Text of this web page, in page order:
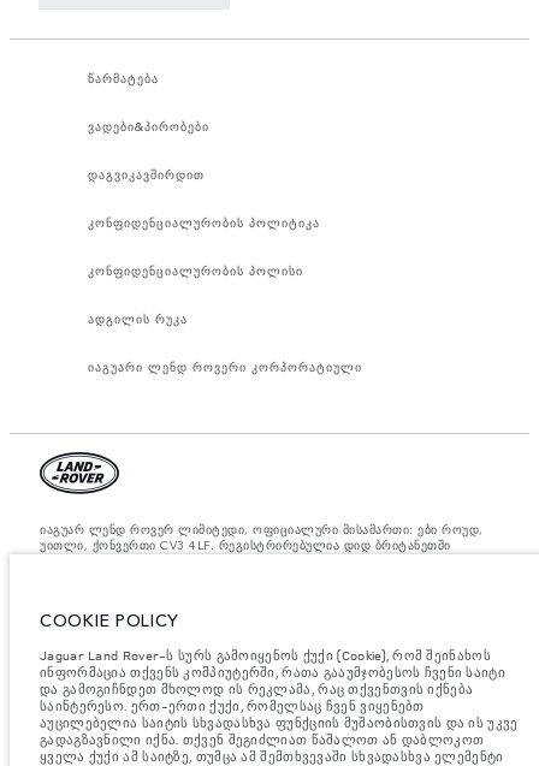
წარმატება
ვადები&პირობები
დაგვიკავშირდით
კონფიდენციალურობის პოლიტიკა
კონფიდენციალურობის პოლისი
ადგილის რუკა
იაგუარი ლენდ როვერი კორპორატიული
იაგუარ ლენდ როვერ ლიმიტედი, ოფიციალური მისამართი: ები როუდ,
უითლი, ქონვერთი CV3 4LF. რეგისტრირებულია დიდ ბრიტანეთში
ნომრით: 1672070. ევროკავშირის კანონდებლობის თანახმად,
მითითებულია მხოლოდ შედარებითი მიზნისათვის. ვებ გვერდზე
შესაძლებელია იცვლებოდეს ბაზრის მიხედვით და ცვლილება
აუცილებლად მოხდება შეტყობინების შემდეგ. დეტალური ინფორმაციის
მისაღებად, გთხოვთ, მიმართეთ ადგილობრივ დილერს.
მნიშვნელოვანი ინფორმაცია გამოსახულებისა და სპეციფიკაციის
შესახებ.ნახევარგამტარების გლობალური დეფიციტი ამჟამად გავლენას
ახდენს ავტომობილის კონსტრუქციის სპეციფიკაციებზე, მოდელების
COOKIE POLICY
Jaguar Land Rover-ს სურს გამოიყენოს ქუქი (Cookie), რომ შეინახოს
ინფორმაცია თქვენს კომპიუტერში, რათა გააუმჯობესოს ჩვენი საიტი
და გამოგიჩნდეთ მხოლოდ ის რეკლამა, რაც თქვენთვის იქნება
საინტერესო. ერთ-ერთი ქუქი, რომელსაც ჩვენ ვიყენებთ
აუცილებელია საიტის სხვადასხვა ფუნქციის მუშაობისთვის და ის უკვე
გადაგზავნილი იქნა. თქვენ შეგიძლიათ წაშალოთ ან დაბლოკოთ
ყველა ქუქი ამ საიტზე, თუმცა ამ შემთხვევაში სხვადასხვა ელემენტი